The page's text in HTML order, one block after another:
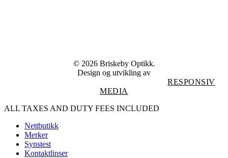
© 2026 Briskeby Optikk.
Design og utvikling av
RESPONSIV
MEDIA
Close
ALL TAXES AND DUTY FEES INCLUDED
Nettbutikk
Merker
Synstest
Kontaktlinser